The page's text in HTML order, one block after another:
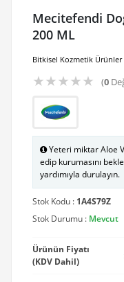
Mecitefendi
200 ML
Bitkisel Kozmetik Ürünler
★★★★★ (0
Yeteri miktar Aloe
edip kurumasını
yardımıyla durulayın.
Stok Kodu : 1A4S79Z
Stok Durumu : Mevcut
Ürünün Fiyatı
(KDV Dahil)